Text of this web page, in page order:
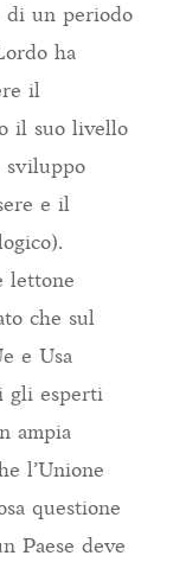
di un periodo
ha
il
il suo livello
sviluppo
e il
lettone
che sul
e Usa
gli esperti
ampia
l’Unione
questione
Paese deve